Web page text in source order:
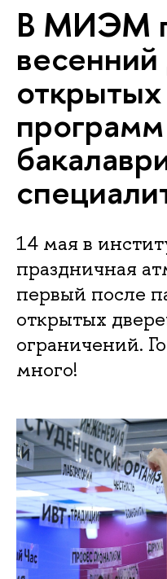
В МИЭМ
программ
14 мая в
праздничная
первый после
открытых
ограничений.
много!